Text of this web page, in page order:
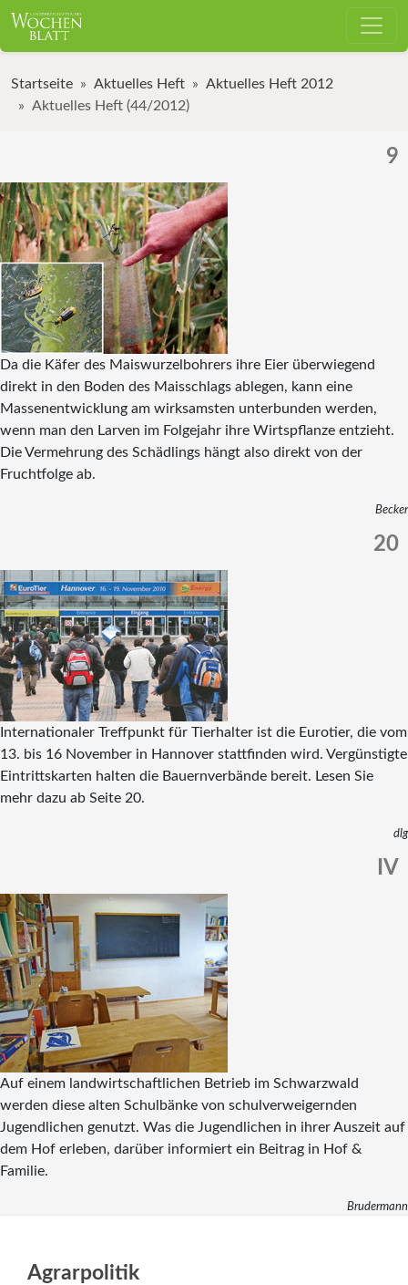
Startseite Aktuelles Heft
Aktuelles Heft 2012
Aktuelles Heft (44/2012)
9
Da die Käfer des Maiswurzelbohrers ihre Eier überwiegend
direkt in den Boden des Maisschlags ablegen, kann eine
Massenentwicklung am wirksamsten unterbunden werden,
wenn man den Larven im Folgejahr ihre Wirtspflanze entzieht.
Die Vermehrung des Schädlings hängt also direkt von der
Fruchtfolge ab.
Becker
20
Internationaler Treffpunkt für Tierhalter ist die Eurotier, die vom
13. bis 16 November in Hannover stattfinden wird. Vergünstigte
Eintrittskarten halten die Bauernverbände bereit. Lesen Sie
mehr dazu ab Seite 20.
dlg
IV
Auf einem landwirtschaftlichen Betrieb im Schwarzwald
werden diese alten Schulbänke von schulverweigernden
Jugendlichen genutzt. Was die Jugendlichen in ihrer Auszeit auf
dem Hof erleben, darüber informiert ein Beitrag in Hof &
Familie.
Brudermann
Agrarpolitik